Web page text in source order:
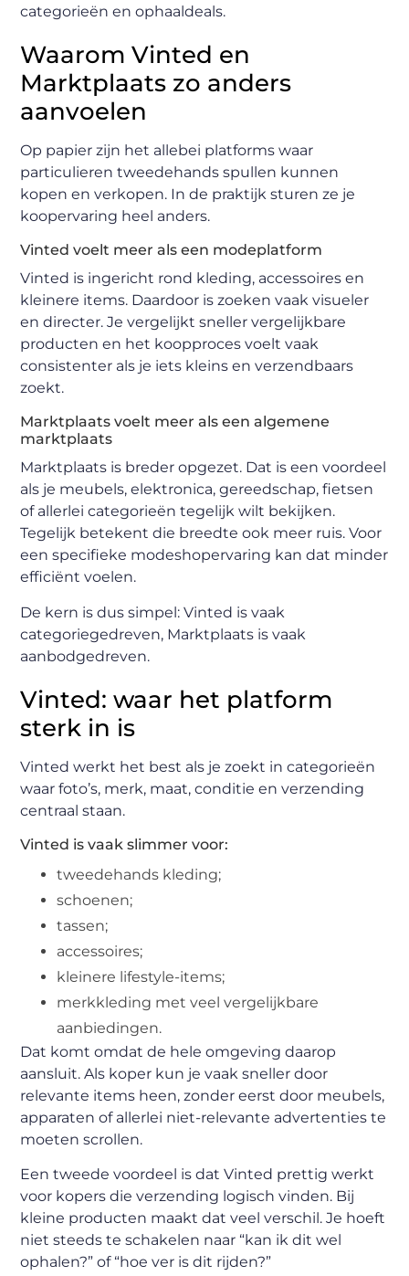
categorieën en ophaaldeals.
Waarom Vinted en
Marktplaats zo anders
aanvoelen
Op papier zijn het allebei platforms waar
particulieren tweedehands spullen kunnen
kopen en verkopen. In de praktijk sturen ze je
koopervaring heel anders.
Vinted voelt meer als een modeplatform
Vinted is ingericht rond kleding, accessoires en
kleinere items. Daardoor is zoeken vaak visueler
en directer. Je vergelijkt sneller vergelijkbare
producten en het koopproces voelt vaak
consistenter als je iets kleins en verzendbaars
zoekt.
Marktplaats voelt meer als een algemene
marktplaats
Marktplaats is breder opgezet. Dat is een voordeel
als je meubels, elektronica, gereedschap, fietsen
of allerlei categorieën tegelijk wilt bekijken.
Tegelijk betekent die breedte ook meer ruis. Voor
een specifieke modeshopervaring kan dat minder
efficiënt voelen.
De kern is dus simpel: Vinted is vaak
categoriegedreven, Marktplaats is vaak
aanbodgedreven.
Vinted: waar het platform
sterk in is
Vinted werkt het best als je zoekt in categorieën
waar foto’s, merk, maat, conditie en verzending
centraal staan.
Vinted is vaak slimmer voor:
tweedehands kleding;
schoenen;
tassen;
accessoires;
kleinere lifestyle-items;
merkkleding met veel vergelijkbare
aanbiedingen.
Dat komt omdat de hele omgeving daarop
aansluit. Als koper kun je vaak sneller door
relevante items heen, zonder eerst door meubels,
apparaten of allerlei niet-relevante advertenties te
moeten scrollen.
Een tweede voordeel is dat Vinted prettig werkt
voor kopers die verzending logisch vinden. Bij
kleine producten maakt dat veel verschil. Je hoeft
niet steeds te schakelen naar “kan ik dit wel
ophalen?” of “hoe ver is dit rijden?”